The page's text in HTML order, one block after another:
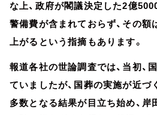
な上、政府が閣議決定した2億
警備費が含まれておらず、その
上がるという指摘もあります。
報道各社の世論調査では、当初、
ていましたが、国葬の実施が近づ
多数となる結果が目立ち始め、岸